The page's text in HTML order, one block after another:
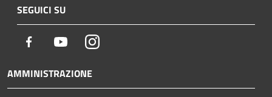
SEGUICI SU
Facebook YoutubeInstagram
AMMINISTRAZIONE